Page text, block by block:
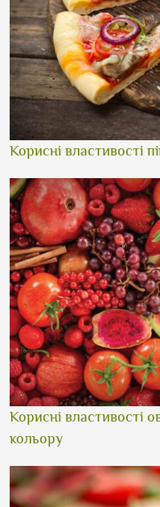
Корисні властивості
Корисні властивості
кольору